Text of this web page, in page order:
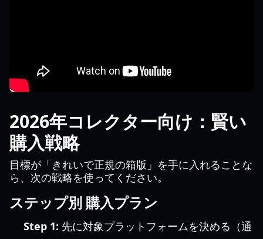
2026年コレクター向け：賢い
購入戦略
目標が「きれいで正規の箱版」を手に入れることな
ら、次の戦略を使ってください。
ステップ別 購入プラン
Step 1: 先に対象プラットフォームを決める（通